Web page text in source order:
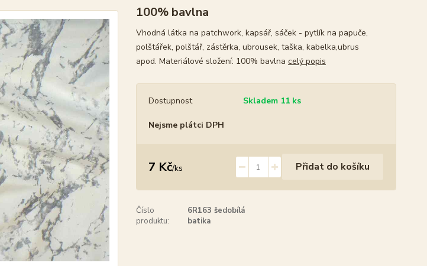
100% bavlna
Vhodná látka na patchwork, kapsář, sáček - pytlík na papuče,
polštářek, polštář, zástěrka, ubrousek, taška, kabelka,ubrus
apod. Materiálové složení: 100% bavlna celý popis
Dostupnost Skladem 11 ks
Nejsme plátci DPH
7 Kč/ks Přidat do košíku
Číslo
produktu:
6R163 šedobílá
batika